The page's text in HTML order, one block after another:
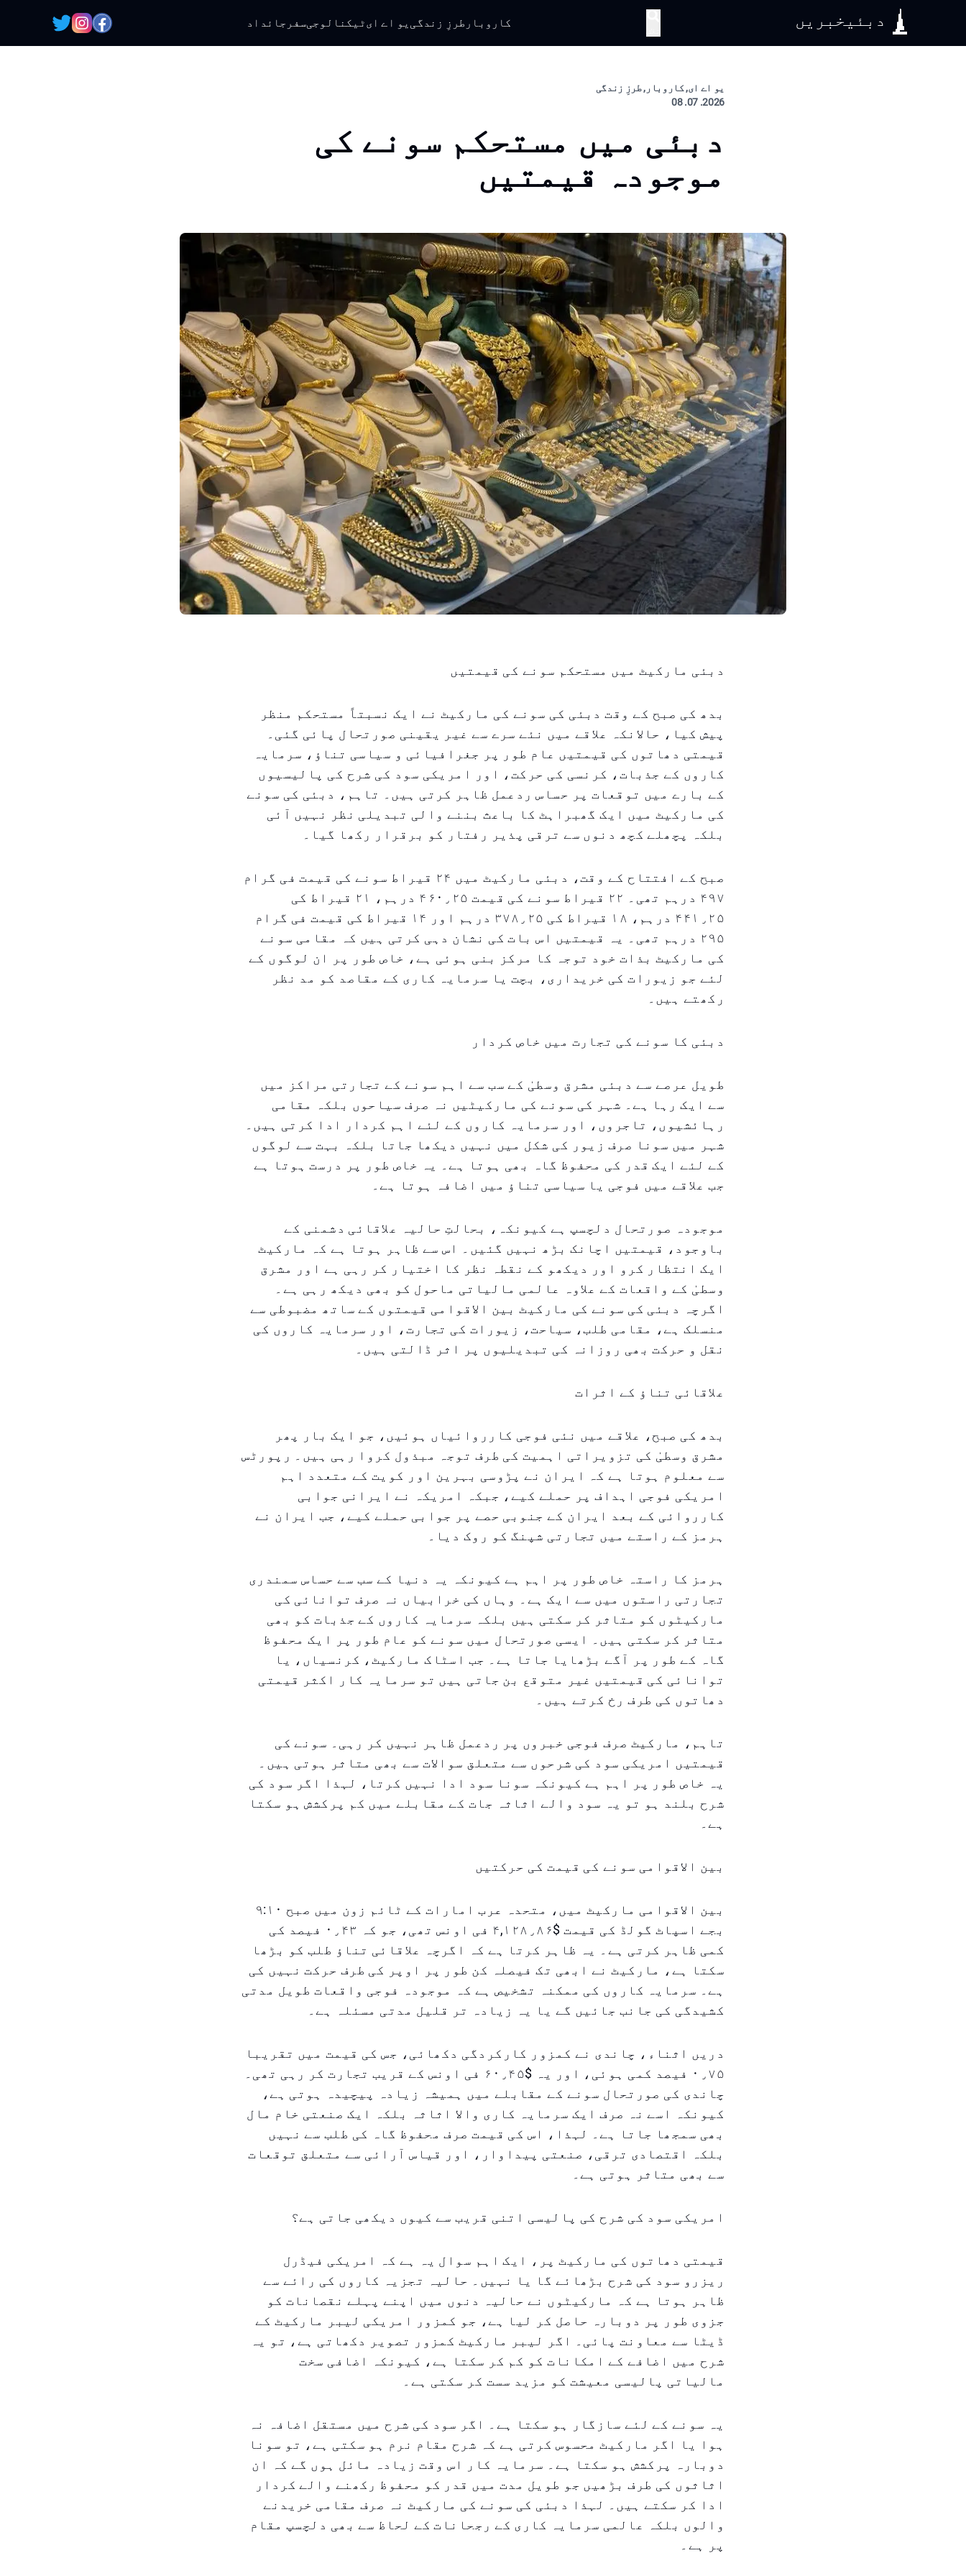
دبئیخبریں کاروبار طرزِ زندگی یو اے ایٹیکنالوجیسفر جائداد
یو اے ای, کاروبار, طرزِ زندگی
2026. 07. 08
دبئی میں مستحکم سونے کی
موجودہ قیمتیں
دبئی مارکیٹ میں مستحکم سونے کی قیمتیں
بدھ کی صبح کے وقت دبئی کی سونے کی مارکیٹ نے ایک نسبتاً مستحکم منظر
پیش کیا، حالانکہ علاقے میں نئے سرے سے غیر یقینی صورتحال پائی گئی۔
قیمتی دھاتوں کی قیمتیں عام طور پر جغرافیائی و سیاسی تناؤ، سرمایہ
کاروں کے جذبات، کرنسی کی حرکت، اور امریکی سود کی شرح کی پالیسیوں
کے بارے میں توقعات پر حساس ردعمل ظاہر کرتی ہیں۔ تاہم، دبئی کی سونے
کی مارکیٹ میں ایک گھبراہٹ کا باعث بننے والی تبدیلی نظر نہیں آئی
بلکہ پچھلے کچھ دنوں سے ترقی پذیر رفتار کو برقرار رکھا گیا۔
صبح کے افتتاح کے وقت، دبئی مارکیٹ میں ۲۴ قیراط سونے کی قیمت فی گرام
۴۹۷ درہم تھی۔ ۲۲ قیراط سونے کی قیمت ۴۶۰٫۲۵ درہم، ۲۱ قیراط کی
۴۴۱٫۲۵ درہم، ۱۸ قیراط کی ۳۷۸٫۲۵ درہم اور ۱۴ قیراط کی قیمت فی گرام
۲۹۵ درہم تھی۔ یہ قیمتیں اس بات کی نشان دہی کرتی ہیں کہ مقامی سونے
کی مارکیٹ بذات خود توجہ کا مرکز بنی ہوئی ہے، خاص طور پر ان لوگوں کے
لئے جو زیورات کی خریداری، بچت یا سرمایہ کاری کے مقاصد کو مد نظر
رکھتے ہیں۔
دبئی کا سونے کی تجارت میں خاص کردار
طویل عرصے سے دبئی مشرق وسطیٰ کے سب سے اہم سونے کے تجارتی مراکز میں
سے ایک رہا ہے۔ شہر کی سونے کی مارکیٹیں نہ صرف سیاحوں بلکہ مقامی
رہائشیوں، تاجروں، اور سرمایہ کاروں کے لئے اہم کردار ادا کرتی ہیں۔
شہر میں سونا صرف زیور کی شکل میں نہیں دیکھا جاتا بلکہ بہت سے لوگوں
کے لئے ایک قدر کی محفوظ گاہ بھی ہوتا ہے۔ یہ خاص طور پر درست ہوتا ہے
جب علاقے میں فوجی یا سیاسی تناؤ میں اضافہ ہوتا ہے۔
موجودہ صورتحال دلچسپ ہے کیونکہ، بحالتِ حالیہ علاقائی دشمنی کے
باوجود، قیمتیں اچانک بڑھ نہیں گئیں۔ اس سے ظاہر ہوتا ہے کہ مارکیٹ
ایک انتظار کرو اور دیکھو کے نقطہ نظر کا اختیار کر رہی ہے اور مشرق
وسطیٰ کے واقعات کے علاوہ عالمی مالیاتی ماحول کو بھی دیکھ رہی ہے۔
اگرچہ دبئی کی سونے کی مارکیٹ بین الاقوامی قیمتوں کے ساتھ مضبوطی سے
منسلک ہے، مقامی طلب، سیاحت، زیورات کی تجارت، اور سرمایہ کاروں کی
نقل و حرکت بھی روزانہ کی تبدیلیوں پر اثر ڈالتی ہیں۔
علاقائی تناؤ کے اثرات
بدھ کی صبح، علاقے میں نئی ​​فوجی کارروائیاں ہوئیں، جو ایک بار پھر
مشرق وسطیٰ کی تزویراتی اہمیت کی طرف توجہ مبذول کروا رہی ہیں۔ رپورٹس
سے معلوم ہوتا ہے کہ ایران نے پڑوسی بہرین اور کویت کے متعدد اہم
امریکی فوجی اہداف پر حملے کیے، جبکہ امریکہ نے ایرانی جوابی
کارروائی کے بعد ایران کے جنوبی حصے پر جوابی حملے کیے، جب ایران نے
ہرمز کے راستے میں تجارتی شپنگ کو روک دیا۔
ہرمز کا راستہ خاص طور پر اہم ہے کیونکہ یہ دنیا کے سب سے حساس سمندری
تجارتی راستوں میں سے ایک ہے۔ وہاں کی خرابیاں نہ صرف توانائی کی
مارکیٹوں کو متاثر کر سکتی ہیں بلکہ سرمایہ کاروں کے جذبات کو بھی
متاثر کر سکتی ہیں۔ ایسی صورتحال میں سونے کو عام طور پر ایک محفوظ
گاہ کے طور پر آگے بڑھایا جاتا ہے۔ جب اسٹاک مارکیٹ، کرنسیاں، یا
توانائی کی قیمتیں غیر متوقع بن جاتی ہیں تو سرمایہ کار اکثر قیمتی
دھاتوں کی طرف رخ کرتے ہیں۔
تاہم، مارکیٹ صرف فوجی خبروں پر ردعمل ظاہر نہیں کر رہی۔ سونے کی
قیمتیں امریکی سود کی شرحوں سے متعلق سوالات سے بھی متاثر ہوتی ہیں۔
یہ خاص طور پر اہم ہے کیونکہ سونا سود ادا نہیں کرتا، لہذا اگر سود کی
شرح بلند ہو تو یہ سود والے اثاثہ جات کے مقابلے میں کم پرکشش ہو سکتا
ہے۔
بین الاقوامی سونے کی قیمت کی حرکتیں
بین الاقوامی مارکیٹ میں، متحدہ عرب امارات کے ٹائم زون میں صبح ۹:۱۰
بجے اسپاٹ گولڈ کی قیمت $۴,۱۲۸٫۸۶ فی اونس تھی، جو کہ ۰٫۴۳ فیصد کی
کمی ظاہر کرتی ہے۔ یہ ظاہر کرتا ہے کہ اگرچہ علاقائی تناؤ طلب کو بڑھا
سکتا ہے، مارکیٹ نے ابھی تک فیصلہ کن طور پر اوپر کی طرف حرکت نہیں کی
ہے۔ سرمایہ کاروں کی ممکنہ تشخیص ہے کہ موجودہ فوجی واقعات طویل مدتی
کشیدگی کی جانب جائیں گے یا یہ زیادہ تر قلیل مدتی مسئلہ ہے۔
دریں اثناء، چاندی نے کمزور کارکردگی دکھائی، جس کی قیمت میں تقریبا
۰٫۷۵ فیصد کمی ہوئی، اور یہ $۶۰٫۴۵ فی اونس کے قریب تجارت کر رہی تھی۔
چاندی کی صورتحال سونے کے مقابلے میں ہمیشہ زیادہ پیچیدہ ہوتی ہے،
کیونکہ اسے نہ صرف ایک سرمایہ کاری والا اثاثہ بلکہ ایک صنعتی خام مال
بھی سمجھا جاتا ہے۔ لہذا، اس کی قیمت صرف محفوظ گاہ کی طلب سے نہیں
بلکہ اقتصادی ترقی، صنعتی پیداوار، اور قیاس آرائی سے متعلق توقعات
سے بھی متاثر ہوتی ہے۔
امریکی سود کی شرح کی پالیسی اتنی قریب سے کیوں دیکھی جاتی ہے؟
قیمتی دھاتوں کی مارکیٹ پر، ایک اہم سوال یہ ہے کہ امریکی فیڈرل
ریزرو سود کی شرح بڑھائے گا یا نہیں۔ حالیہ تجزیہ کاروں کی رائے سے
ظاہر ہوتا ہے کہ مارکیٹوں نے حالیہ دنوں میں اپنے پہلے نقصانات کو
جزوی طور پر دوبارہ حاصل کر لیا ہے، جو کمزور امریکی لیبر مارکیٹ کے
ڈیٹا سے معاونت پائی۔ اگر لیبر مارکیٹ کمزور تصویر دکھاتی ہے، تو یہ
شرح میں اضافے کے امکانات کو کم کر سکتا ہے، کیونکہ اضافی سخت
مالیاتی پالیسی معیشت کو مزید سست کر سکتی ہے۔
یہ سونے کے لئے سازگار ہو سکتا ہے۔ اگر سود کی شرح میں مستقل اضافہ نہ
ہوا یا اگر مارکیٹ محسوس کرتی ہے کہ شرح مقام نرم ہو سکتی ہے، تو سونا
دوبارہ پرکشش ہو سکتا ہے۔ سرمایہ کار اس وقت زیادہ مائل ہوں گے کہ ان
اثاثوں کی طرف بڑھیں جو طویل مدت میں قدر کو محفوظ رکھنے والے کردار
ادا کر سکتے ہیں۔ لہذا دبئی کی سونے کی مارکیٹ نہ صرف مقامی خریدنے
والوں بلکہ عالمی سرمایہ کاری کے رجحانات کے لحاظ سے بھی دلچسپ مقام
پر ہے۔